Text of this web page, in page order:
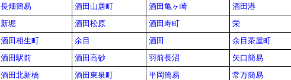
長畑簡易 酒田山居町 酒田亀ヶ崎
酒田港
新堀 酒田松原 酒田寿町
栄
酒田相生町 余目 酒田
余目茶屋町
酒田駅前 酒田高砂 羽前長沼
矢口簡易
酒田北新橋 酒田東泉町 平岡簡易
常万簡易